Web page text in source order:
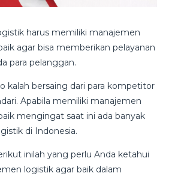
harus memiliki manajemen
agar bisa memberikan pelayanan
para pelanggan.
kalah bersaing dari para kompetitor
Apabila memiliki manajemen
mengingat saat ini ada banyak
di Indonesia.
inilah yang perlu Anda ketahui
logistik agar baik dalam